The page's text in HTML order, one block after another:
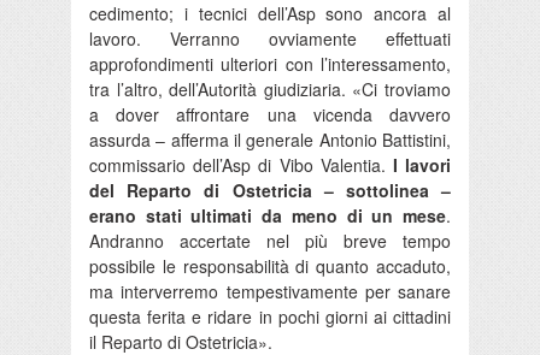
cedimento; i tecnici dell’Asp sono ancora al
lavoro. Verranno ovviamente effettuati
approfondimenti ulteriori con l’interessamento,
tra l’altro, dell’Autorità giudiziaria. «Ci troviamo
a dover affrontare una vicenda davvero
assurda – afferma il generale Antonio Battistini,
commissario dell’Asp di Vibo Valentia. I lavori
del Reparto di Ostetricia – sottolinea –
erano stati ultimati da meno di un mese.
Andranno accertate nel più breve tempo
possibile le responsabilità di quanto accaduto,
ma interverremo tempestivamente per sanare
questa ferita e ridare in pochi giorni ai cittadini
il Reparto di Ostetricia».